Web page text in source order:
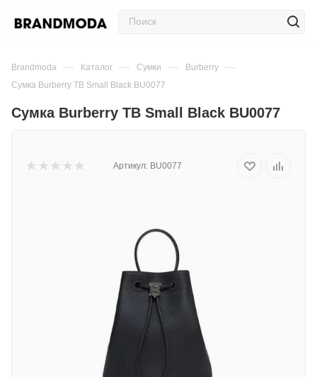
Brandmoda — Каталог — Сумки — Burberry —
Сумка Burberry TB Small Black BU0077
Сумка Burberry TB Small Black BU0077
Артикул: BU0077